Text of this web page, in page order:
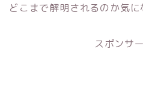
どこまで解明されるのか気に
スポンサ